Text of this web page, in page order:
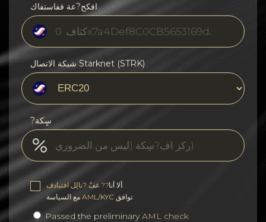
افكح?عة ففاستفاك
شبكة الاتصال Starknet (STRK)
?سٍكة
ألا أنا?? غفٌ ?نالٍل افتبادف
AML/KYC
Passed the preliminaryAML check